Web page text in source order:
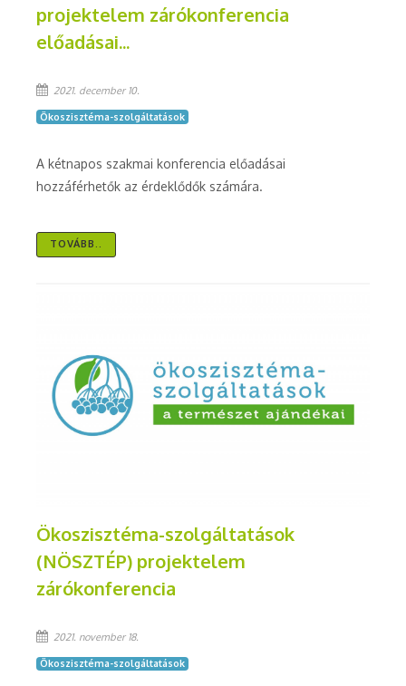
projektelem zárókonferencia
előadásai...
2021. december 10.
Ökoszisztéma-szolgáltatások
A kétnapos szakmai konferencia előadásai
hozzáférhetők az érdeklődők számára.
TOVÁBB..
Ökoszisztéma-szolgáltatások
(NÖSZTÉP) projektelem
zárókonferencia
2021. november 18.
Ökoszisztéma-szolgáltatások